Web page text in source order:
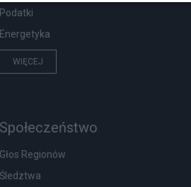
Podatki
Energetyka
WIĘCEJ
Społeczeństwo
Głos Regionów
Śledztwa